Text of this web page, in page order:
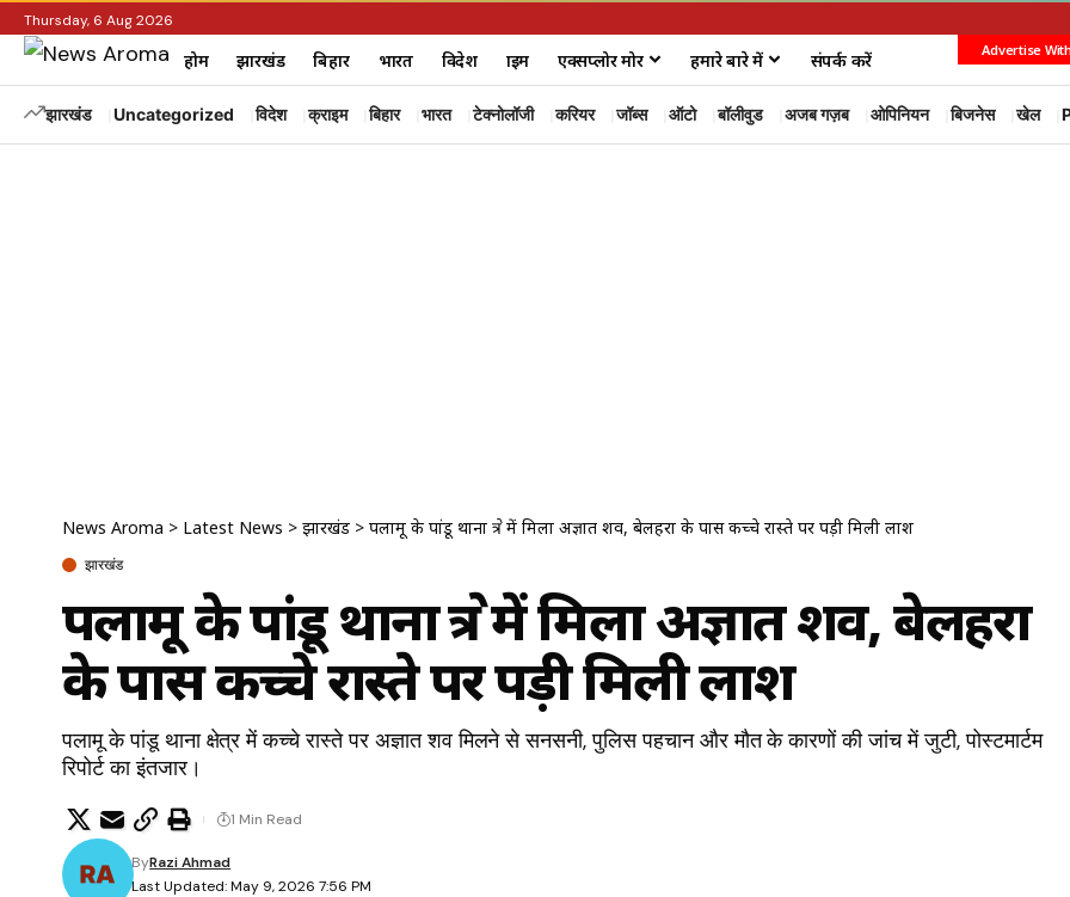
Thursday, 6 Aug 2026
होम झारखंड बिहार भारत विदेश क्राइम एक्सप्लोर मोर हमारे बारे में संपर्क करें Advertise
झारखंड Uncategorized विदेश क्राइम बिहार भारत टेक्नोलॉजी करियर जॉब्स ऑटो बॉलीवुड अजब गज़ब ओपिनियन बिजनेस खेल
News Aroma > Latest News > झारखंड > पलामू के पांडू थाना क्षेत्र में मिला अज्ञात शव, बेलहरा के पास कच्चे रास्ते पर पड़ी मिली लाश
झारखंड
पलामू के पांडू थाना क्षेत्र में मिला अज्ञात शव, बेलहरा
के पास कच्चे रास्ते पर पड़ी मिली लाश
पलामू के पांडू थाना क्षेत्र में कच्चे रास्ते पर अज्ञात शव मिलने से सनसनी, पुलिस पहचान और मौत के कारणों की जांच में जुटी, पोस्टमार्टम
रिपोर्ट का इंतजार।
Last Updated: May 9, 2026 7:56 PM
ByRazi Ahmad
1 Min Read